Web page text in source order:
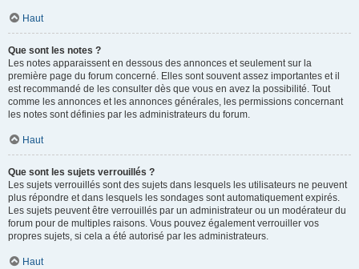
Haut
Que sont les notes ?
Les notes apparaissent en dessous des annonces et seulement sur la
première page du forum concerné. Elles sont souvent assez importantes et il
est recommandé de les consulter dès que vous en avez la possibilité. Tout
comme les annonces et les annonces générales, les permissions concernant
les notes sont définies par les administrateurs du forum.
Haut
Que sont les sujets verrouillés ?
Les sujets verrouillés sont des sujets dans lesquels les utilisateurs ne peuvent
plus répondre et dans lesquels les sondages sont automatiquement expirés.
Les sujets peuvent être verrouillés par un administrateur ou un modérateur du
forum pour de multiples raisons. Vous pouvez également verrouiller vos
propres sujets, si cela a été autorisé par les administrateurs.
Haut